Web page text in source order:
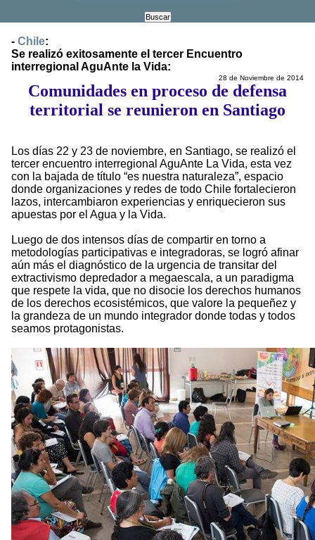
- Chile:
Se realizó exitosamente el tercer Encuentro
interregional AguAnte la Vida:
28 de Noviembre de 2014
Comunidades en proceso de defensa
territorial se reunieron en Santiago
Los días 22 y 23 de noviembre, en Santiago, se realizó el
tercer encuentro interregional AguAnte La Vida, esta vez
con la bajada de título “es nuestra naturaleza”, espacio
donde organizaciones y redes de todo Chile fortalecieron
lazos, intercambiaron experiencias y enriquecieron sus
apuestas por el Agua y la Vida.
Luego de dos intensos días de compartir en torno a
metodologías participativas e integradoras, se logró afinar
aún más el diagnóstico de la urgencia de transitar del
extractivismo depredador a megaescala, a un paradigma
que respete la vida, que no disocie los derechos humanos
de los derechos ecosistémicos, que valore la pequeñez y
la grandeza de un mundo integrador donde todas y todos
seamos protagonistas.